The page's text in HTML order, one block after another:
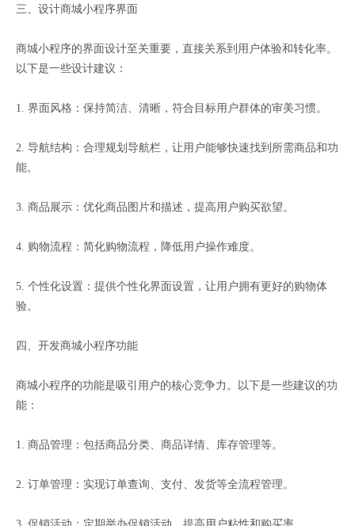
三、设计商城小程序界面
商城小程序的界面设计至关重要，直接关系到用户体验和转化率。
以下是一些设计建议：
1. 界面风格：保持简洁、清晰，符合目标用户群体的审美习惯。
2. 导航结构：合理规划导航栏，让用户能够快速找到所需商品和功
能。
3. 商品展示：优化商品图片和描述，提高用户购买欲望。
4. 购物流程：简化购物流程，降低用户操作难度。
5. 个性化设置：提供个性化界面设置，让用户拥有更好的购物体
验。
四、开发商城小程序功能
商城小程序的功能是吸引用户的核心竞争力。以下是一些建议的功
能：
1. 商品管理：包括商品分类、商品详情、库存管理等。
2. 订单管理：实现订单查询、支付、发货等全流程管理。